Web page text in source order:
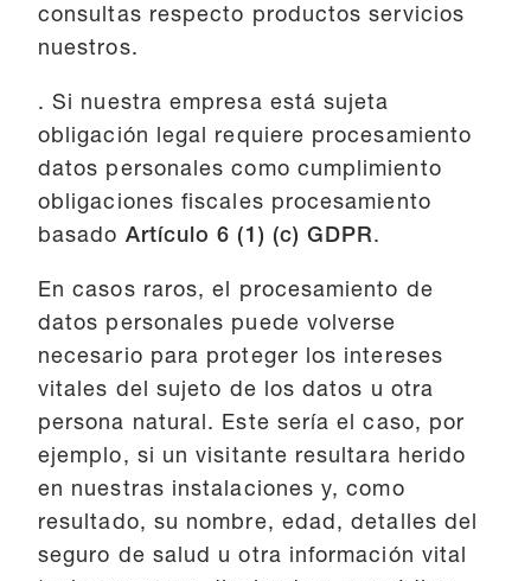
consultas respecto productos servicios
nuestros.
. Si nuestra empresa está sujeta
obligación legal requiere procesamiento
datos personales como cumplimiento
obligaciones fiscales procesamiento
basado Artículo 6 (1) (c) GDPR.
En casos raros, el procesamiento de
datos personales puede volverse
necesario para proteger los intereses
vitales del sujeto de los datos u otra
persona natural. Este sería el caso, por
ejemplo, si un visitante resultara herido
en nuestras instalaciones y, como
resultado, su nombre, edad, detalles del
seguro de salud u otra información vital